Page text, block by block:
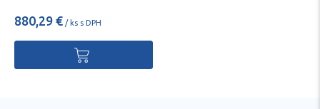
880,29 € / ks s DPH